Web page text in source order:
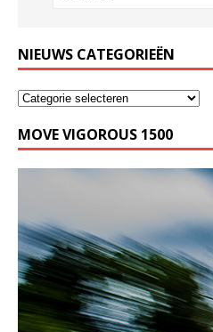
NIEUWS CATEGORIEËN
MOVE VIGOROUS 1500